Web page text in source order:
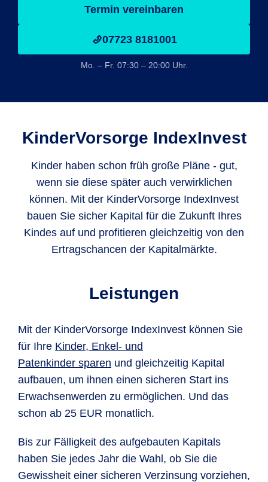
Termin vereinbaren
07723 8181001
Mo. – Fr. 07:30 – 20:00 Uhr.
KinderVorsorge IndexInvest
Kinder haben schon früh große Pläne - gut,
wenn sie diese später auch verwirklichen
können. Mit der KinderVorsorge IndexInvest
bauen Sie sicher Kapital für die Zukunft Ihres
Kindes auf und profitieren gleichzeitig von den
Ertragschancen der Kapitalmärkte.
Leistungen
Mit der KinderVorsorge IndexInvest können Sie
für Ihre Kinder, Enkel- und
Patenkinder sparen und gleichzeitig Kapital
aufbauen, um ihnen einen sicheren Start ins
Erwachsenwerden zu ermöglichen. Und das
schon ab 25 EUR monatlich.
Bis zur Fälligkeit des aufgebauten Kapitals
haben Sie jedes Jahr die Wahl, ob Sie die
Gewissheit einer sicheren Verzinsung vorziehen,